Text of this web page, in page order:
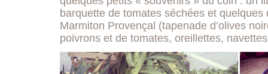
barquette de tomates séchées et
Marmiton Provençal (tapenade d’olives
poivrons et de tomates, oreillettes,